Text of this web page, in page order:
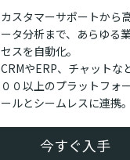
カスタマーサポートから
ータ分析まで、あらゆる
セスを自動化。
CRMやERP、チャットな
００以上のプラットフォ
ールとシームレスに連携。
今すぐ入手